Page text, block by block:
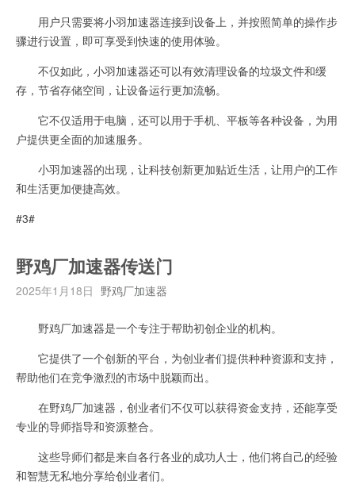
用户只需要将小羽加速器连接到设备上，并按照简单的操作步
骤进行设置，即可享受到快速的使用体验。
不仅如此，小羽加速器还可以有效清理设备的垃圾文件和缓
存，节省存储空间，让设备运行更加流畅。
它不仅适用于电脑，还可以用于手机、平板等各种设备，为用
户提供更全面的加速服务。
小羽加速器的出现，让科技创新更加贴近生活，让用户的工作
和生活更加便捷高效。
#3#
野鸡厂加速器传送门
2025年1月18日 野鸡厂加速器
野鸡厂加速器是一个专注于帮助初创企业的机构。
它提供了一个创新的平台，为创业者们提供种种资源和支持，
帮助他们在竞争激烈的市场中脱颖而出。
在野鸡厂加速器，创业者们不仅可以获得资金支持，还能享受
专业的导师指导和资源整合。
这些导师们都是来自各行各业的成功人士，他们将自己的经验
和智慧无私地分享给创业者们。